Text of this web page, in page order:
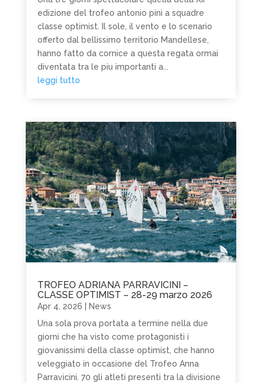
edizione del trofeo antonio pini a squadre
classe optimist. Il sole, il vento e lo scenario
offerto dal bellissimo territorio Mandellese,
hanno fatto da cornice a questa regata ormai
diventata tra le piu importanti a...
leggi tutto
TROFEO ADRIANA PARRAVICINI –
CLASSE OPTIMIST – 28-29 marzo 2026
Apr 4, 2026
News
Una sola prova portata a termine nella due
giorni che ha visto come protagonisti i
giovanissimi della classe optimist, che hanno
veleggiato in occasione del Trofeo Anna
Parravicini. 70 gli atleti presenti tra la divisione